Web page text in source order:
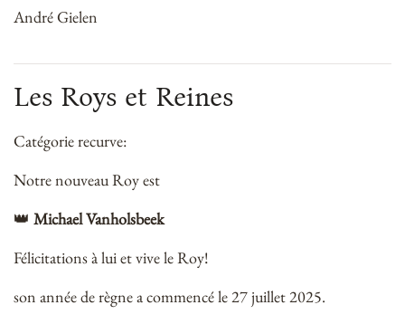
André Gielen
Les Roys et Reines
Catégorie recurve:
Notre nouveau Roy est
👑 Michael Vanholsbeek
Félicitations à lui et vive le Roy!
son année de règne a commencé le 27 juillet 2025.